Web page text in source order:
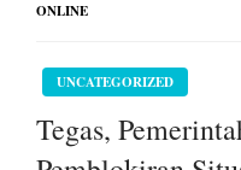
ONLINE
UNCATEGORIZED
Tegas,